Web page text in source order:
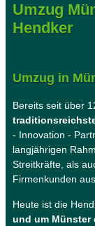
Umzug
Hendker
Umzug in
Bereits seit über
- Innovation -
langjährigen
Streitkräfte, als
Firmenkunden
Heute ist die
und um Münster